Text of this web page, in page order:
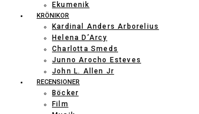
Ekumenik
KRÖNIKOR
Kardinal Anders Arborelius
Helena D’Arcy
Charlotta Smeds
Junno Arocho Esteves
John L. Allen Jr
RECENSIONER
Böcker
Film